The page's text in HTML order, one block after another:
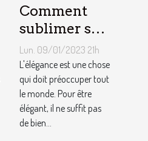
Comment
sublimer ses
ongles ?
Lun. 09/01/2023 21h
L'élégance est une chose
qui doit préoccuper tout
le monde. Pour être
élégant, il ne suffit pas
de bien...